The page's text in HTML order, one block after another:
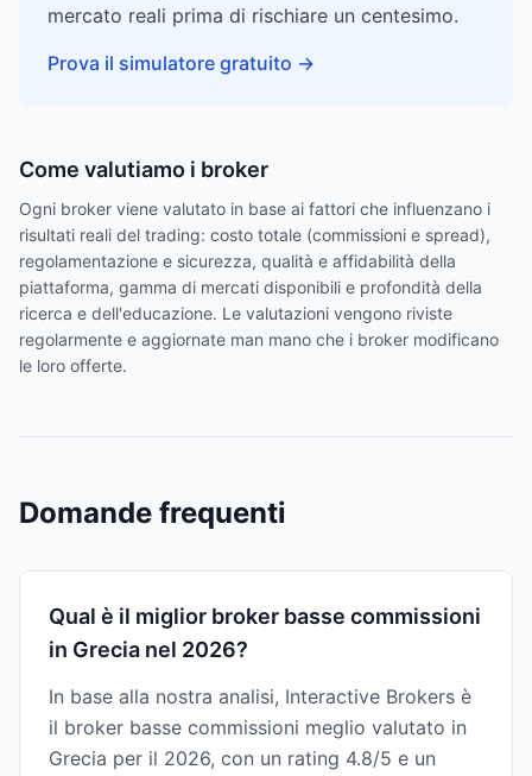
mercato reali prima di rischiare un centesimo.
Prova il simulatore gratuito →
Come valutiamo i broker
Ogni broker viene valutato in base ai fattori che influenzano i
risultati reali del trading: costo totale (commissioni e spread),
regolamentazione e sicurezza, qualità e affidabilità della
piattaforma, gamma di mercati disponibili e profondità della
ricerca e dell'educazione. Le valutazioni vengono riviste
regolarmente e aggiornate man mano che i broker modificano
le loro offerte.
Domande frequenti
Qual è il miglior broker basse commissioni
in Grecia nel 2026?
In base alla nostra analisi, Interactive Brokers è
il broker basse commissioni meglio valutato in
Grecia per il 2026, con un rating 4.8/5 e un